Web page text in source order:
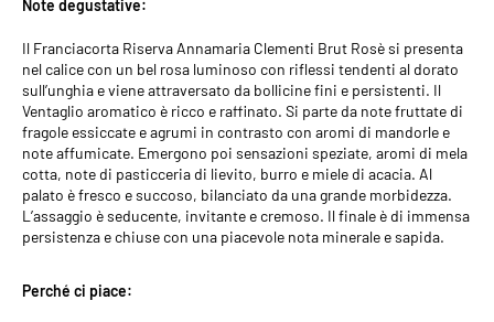
Paese: italia
Regione: Lombardia
Formato: 0,75 L
Vitigni: PinotNero 100%
Da agricoltura: Tradizionale - Biologica
Sapore: Fragole Essiccate, Agrumi, Mela Cotta, Mandorle,
Note degustative:
Il Franciacorta Riserva Annamaria Clementi Brut Rosè si presenta
nel calice con un bel rosa luminoso con riflessi tendenti al dorato
sull’unghia e viene attraversato da bollicine fini e persistenti. Il
Ventaglio aromatico è ricco e raffinato. Si parte da note fruttate di
fragole essiccate e agrumi in contrasto con aromi di mandorle e
note affumicate. Emergono poi sensazioni speziate, aromi di mela
cotta, note di pasticceria di lievito, burro e miele di acacia. Al
palato è fresco e succoso, bilanciato da una grande morbidezza.
L’assaggio è seducente, invitante e cremoso. Il finale è di immensa
persistenza e chiuse con una piacevole nota minerale e sapida.
Perché ci piace: